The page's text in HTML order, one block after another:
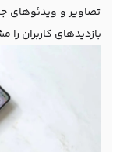
تصاویر و ویدئوهای
بازدیدهای کاربران